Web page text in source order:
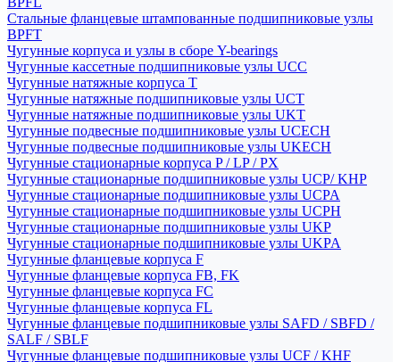
Стальные фланцевые штампованные подшипниковые узлы
BPFT
Чугунные корпуса и узлы в сборе Y-bearings
Чугунные кассетные подшипниковые узлы UCC
Чугунные натяжные корпуса T
Чугунные натяжные подшипниковые узлы UCT
Чугунные натяжные подшипниковые узлы UKT
Чугунные подвесные подшипниковые узлы UCECH
Чугунные подвесные подшипниковые узлы UKECH
Чугунные стационарные корпуса P / LP / PX
Чугунные стационарные подшипниковые узлы UCP/ KHP
Чугунные стационарные подшипниковые узлы UCPA
Чугунные стационарные подшипниковые узлы UCPH
Чугунные стационарные подшипниковые узлы UKP
Чугунные стационарные подшипниковые узлы UKPA
Чугунные фланцевые корпуса F
Чугунные фланцевые корпуса FB, FK
Чугунные фланцевые корпуса FC
Чугунные фланцевые корпуса FL
Чугунные фланцевые подшипниковые узлы SAFD / SBFD /
SALF / SBLF
Чугунные фланцевые подшипниковые узлы UCF / KHF